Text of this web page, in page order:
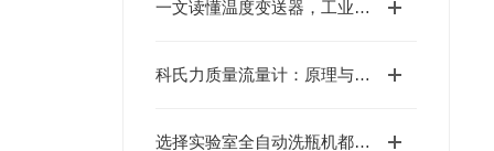
一文读懂温度变送器，工业测温与信号传输核心设备指南
科氏力质量流量计：原理与应用全解析
选择实验室全自动洗瓶机都是基于哪三大理由